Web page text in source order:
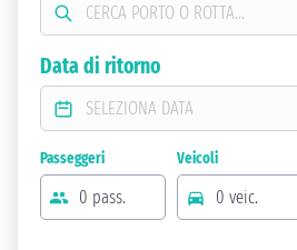
Data di ritorno
Passeggeri
0 pass.
Veicoli
0 veic.